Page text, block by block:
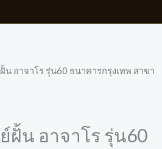
น อาจาโร รุ่น60 ธนาคารกรุงเทพ สาขา
ฝั้น อาจาโร รุ่น60